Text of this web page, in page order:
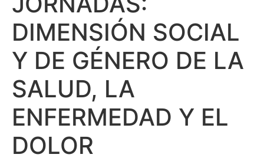
DIMENSIÓN SOCIAL
Y DE GÉNERO DE LA
SALUD, LA
ENFERMEDAD Y EL
DOLOR